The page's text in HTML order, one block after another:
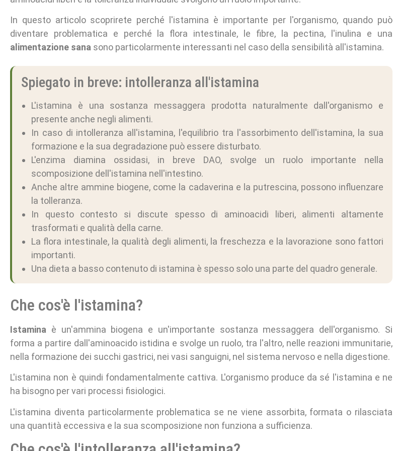
In questo articolo scoprirete perché l'istamina è importante per l'organismo, quando può
diventare problematica e perché la flora intestinale, le fibre, la pectina, l'inulina e una
alimentazione sana sono particolarmente interessanti nel caso della sensibilità all'istamina.
Spiegato in breve: intolleranza all'istamina
L'istamina è una sostanza messaggera prodotta naturalmente dall'organismo e
presente anche negli alimenti.
In caso di intolleranza all'istamina, l'equilibrio tra l'assorbimento dell'istamina, la sua
formazione e la sua degradazione può essere disturbato.
L'enzima diamina ossidasi, in breve DAO, svolge un ruolo importante nella
scomposizione dell'istamina nell'intestino.
Anche altre ammine biogene, come la cadaverina e la putrescina, possono influenzare
la tolleranza.
In questo contesto si discute spesso di aminoacidi liberi, alimenti altamente
trasformati e qualità della carne.
La flora intestinale, la qualità degli alimenti, la freschezza e la lavorazione sono fattori
importanti.
Una dieta a basso contenuto di istamina è spesso solo una parte del quadro generale.
Che cos'è l'istamina?
Istamina è un'ammina biogena e un'importante sostanza messaggera dell'organismo. Si
forma a partire dall'aminoacido istidina e svolge un ruolo, tra l'altro, nelle reazioni immunitarie,
nella formazione dei succhi gastrici, nei vasi sanguigni, nel sistema nervoso e nella digestione.
L'istamina non è quindi fondamentalmente cattiva. L'organismo produce da sé l'istamina e ne
ha bisogno per vari processi fisiologici.
L'istamina diventa particolarmente problematica se ne viene assorbita, formata o rilasciata
una quantità eccessiva e la sua scomposizione non funziona a sufficienza.